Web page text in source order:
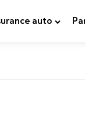
auto